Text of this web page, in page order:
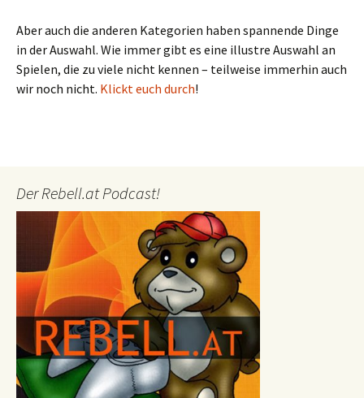
Aber auch die anderen Kategorien haben spannende Dinge
in der Auswahl. Wie immer gibt es eine illustre Auswahl an
Spielen, die zu viele nicht kennen – teilweise immerhin auch
wir noch nicht. Klickt euch durch!
Der Rebell.at Podcast!